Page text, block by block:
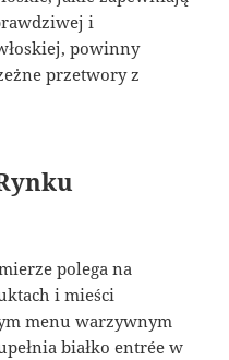
i
powinny
przetwory z
polega na
i mieści
menu warzywnym
białko entrée w